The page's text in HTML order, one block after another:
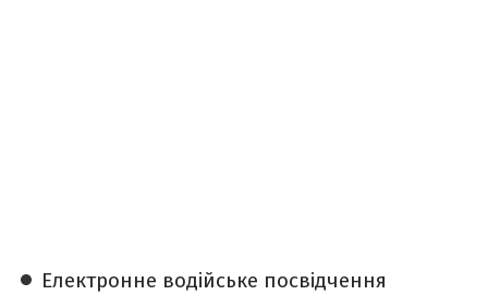
Електронне водійське посвідчення